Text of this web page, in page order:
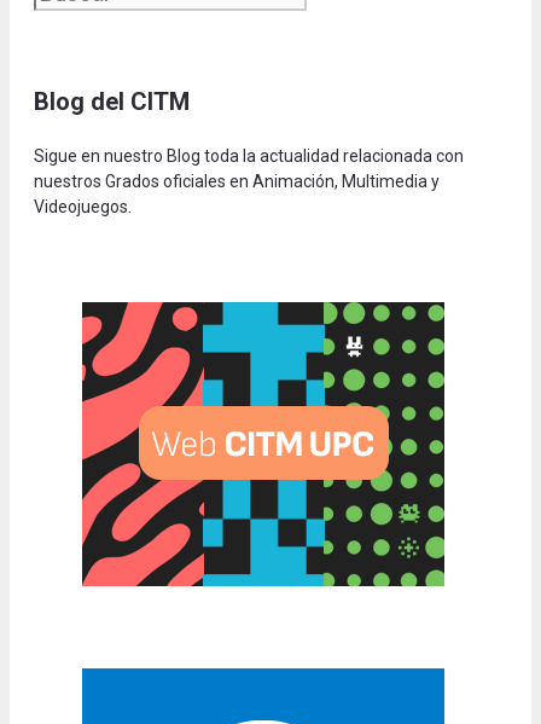
Blog del CITM
Sigue en nuestro Blog toda la actualidad relacionada con
nuestros Grados oficiales en Animación, Multimedia y
Videojuegos.